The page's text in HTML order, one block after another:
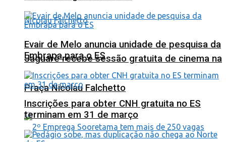
Jaguaré recebe sessão gratuita de cinema na
Praça Nicolau Falchetto
Evair de Melo anuncia unidade de pesquisa da
Embrapa para o ES
Inscrições para obter CNH gratuita no ES
terminam em 31 de março